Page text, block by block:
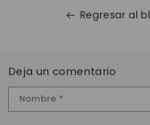
Regresar al
Deja un comentario
Nombre *